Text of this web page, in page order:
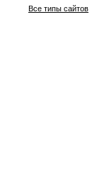
Все типы сайтов